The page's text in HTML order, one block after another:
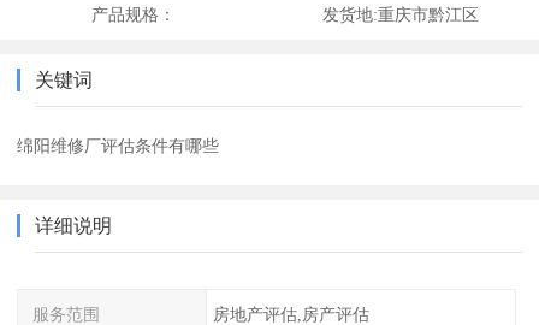
产品规格： 发货地:重庆市黔江区
关键词
绵阳维修厂评估条件有哪些
详细说明
服务范围 房地产评估,房产评估